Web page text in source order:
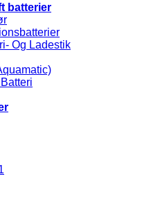
batterier
Og Ladestik